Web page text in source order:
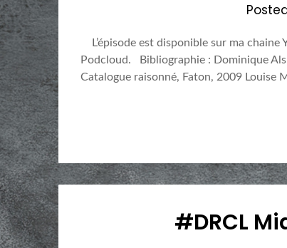
L’épisode est disponible sur ma chaine
Podcloud. Bibliographie : Dominique
Catalogue raisonné, Faton, 2009
#DRCL